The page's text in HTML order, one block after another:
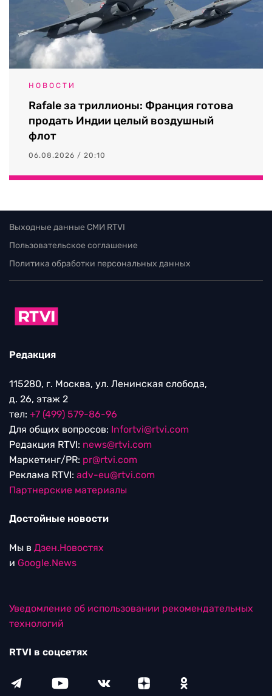
НОВОСТИ
Rafale за триллионы: Франция готова
продать Индии целый воздушный
флот
06.08.2026 / 20:10
Выходные данные СМИ RTVI
Пользовательское соглашение
Политика обработки персональных данных
Редакция
115280, г. Москва, ул. Ленинская слобода,
д. 26, этаж 2
тел: +7 (499) 579-86-96
Для общих вопросов: Infortvi@rtvi.com
Редакция RTVI: news@rtvi.com
Маркетинг/PR: pr@rtvi.com
Реклама RTVI: adv-eu@rtvi.com
Партнерские материалы
Достойные новости
Мы в Дзен.Новостях
и Google.News
Уведомление об использовании рекомендательных
технологий
RTVI в соцсетях